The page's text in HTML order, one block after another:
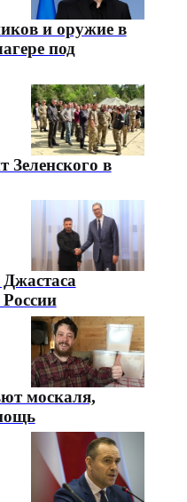
и оружие в
под
Зеленского в
москаля,